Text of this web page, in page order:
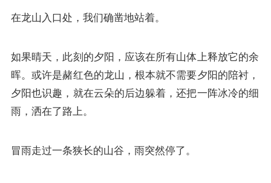
在龙山入口处，我们确凿地站着。
如果晴天，此刻的夕阳，应该在所有山体上释放它的余
晖。或许是赭红色的龙山，根本就不需要夕阳的陪衬，
夕阳也识趣，就在云朵的后边躲着，还把一阵冰冷的细
雨，洒在了路上。
冒雨走过一条狭长的山谷，雨突然停了。